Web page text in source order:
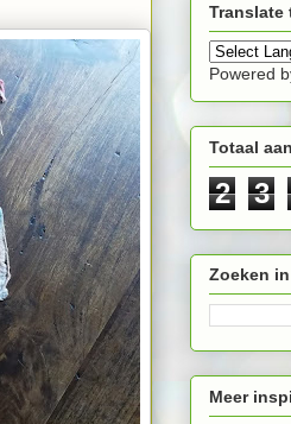
Translate
Powered
Totaal
2 3
Zoeken
Meer